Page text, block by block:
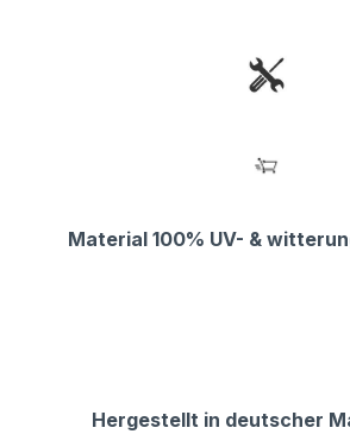
Material 100% UV- &
Hergestellt in deutscher